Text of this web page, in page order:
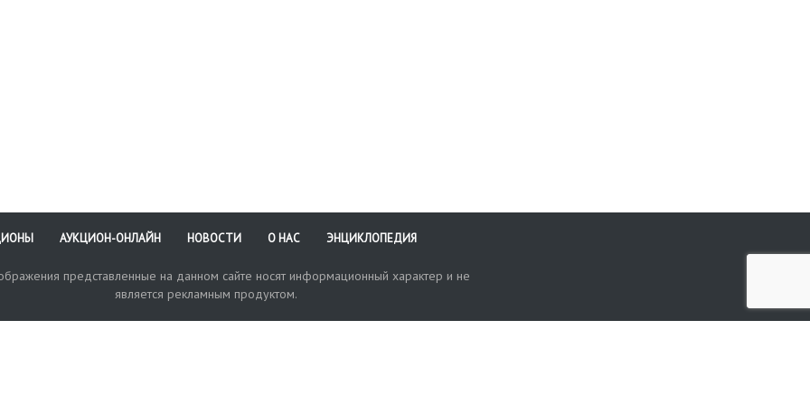
АУКЦИОН-ОНЛАЙН НОВОСТИ О НАС ЭНЦИКЛОПЕДИЯ
представленные на данном сайте носят информационный характер и не
является рекламным продуктом.